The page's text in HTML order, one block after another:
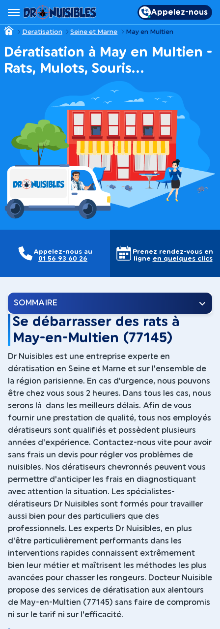
Appelez-nous
Deratisation Seine et Marne May en Multien
Dératisation à May en Multien -
Rats, Mulots, Souris…
Appelez-nous au
01 56 93 60 26
Prenez rendez-vous en
ligne en quelques clics
SOMMAIRE
Se débarrasser des rats à
May-en-Multien (77145)
Dr Nuisibles est une entreprise experte en
dératisation en Seine et Marne et sur l'ensemble de
la région parisienne. En cas d'urgence, nous pouvons
être chez vous sous 2 heures. Dans tous les cas, nous
serons là dans les meilleurs délais. Afin de vous
fournir une prestation de qualité, tous nos employés
dératiseurs sont qualifiés et possèdent plusieurs
années d'expérience. Contactez-nous vite pour avoir
sans frais un devis pour régler vos problèmes de
nuisibles. Nos dératiseurs chevronnés peuvent vous
permettre d'anticiper les frais en diagnostiquant
avec attention la situation. Les spécialistes-
dératiseurs Dr Nuisibles sont formés pour travailler
aussi bien pour des particuliers que des
professionnels. Les experts Dr Nuisibles, en plus
d'être particulièrement performants dans les
interventions rapides connaissent extrêmement
bien leur métier et maîtrisent les méthodes les plus
avancées pour chasser les rongeurs. Docteur Nuisible
propose des services de dératisation aux alentours
de May-en-Multien (77145) sans faire de compromis
ni sur le tarif ni sur l'efficacité.